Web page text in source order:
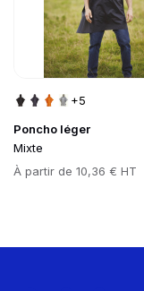
Poncho léger
Mixte
Prix
À partir de 10,36 € HT
+5